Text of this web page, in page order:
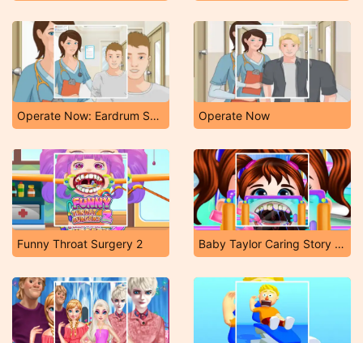
Operate Now: Eardrum Surgery Operate Now
Funny Throat Surgery 2 Baby Taylor Caring Story Illness